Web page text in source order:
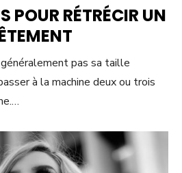
POUR RÉTRÉCIR UN
pas sa taille
à la machine deux ou trois